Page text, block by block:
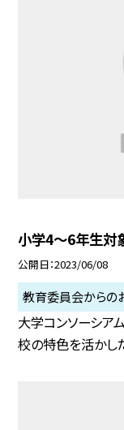
小学4〜6年生対
公開日 2023/06/08
教育委員会からの
大学コンソーシア
校の特色を活かし